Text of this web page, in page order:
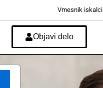
Vmesnik iskalci
Objavi delo